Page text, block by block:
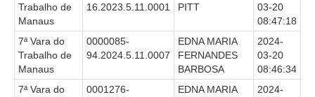
Trabalho de
Manaus
16.2023.5.11.0001
PITT
03-20
08:47:18
7ª Vara do
Trabalho de
Manaus
0000085-
94.2024.5.11.0007
EDNA MARIA
FERNANDES
BARBOSA
2024-
03-20
08:46:34
7ª Vara do
0001276-
EDNA MARIA
2024-